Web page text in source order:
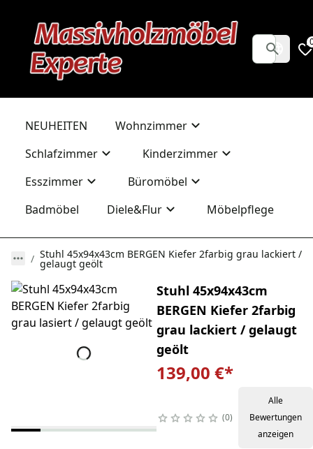
NEUHEITEN
Wohnzimmer
Schlafzimmer
Kinderzimmer
Esszimmer
Büromöbel
Badmöbel
Diele&Flur Möbelpflege
Stuhl 45x94x43cm BERGEN Kiefer 2farbig grau lackiert /
gelaugt geölt
Stuhl 45x94x43cm
BERGEN Kiefer 2farbig
grau lackiert / gelaugt
geölt
139,00 €*
0
Alle
Bewertungen
anzeigen